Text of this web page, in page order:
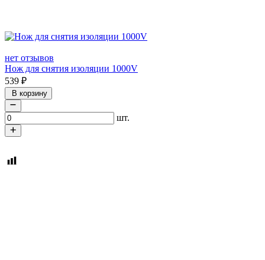
нет отзывов
Нож для снятия изоляции 1000V
539 ₽
В корзину
шт.